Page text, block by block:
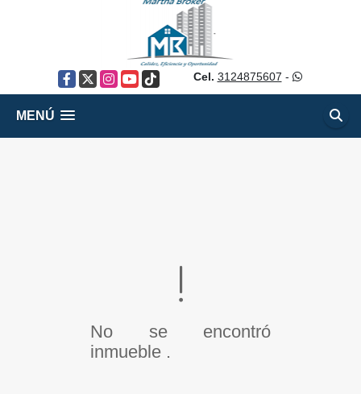
Facebook
X Instagram
YouTube
TikTok Cel. 3124875607 -
MENÚ
No se encontró
inmueble .